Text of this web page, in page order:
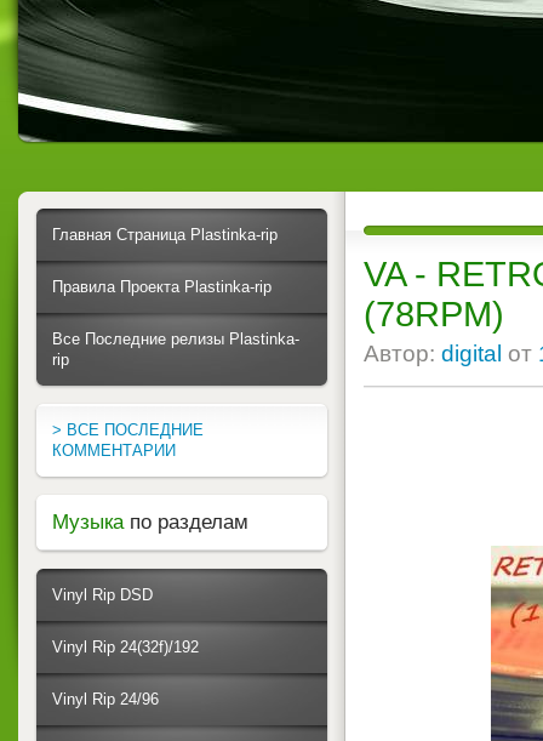
VA -
(78RPM)
Автор: digital от
Главная Страница Plastinka-rip
Правила Проекта Plastinka-rip
Все Последние релизы Plastinka-
rip
> ВСЕ ПОСЛЕДНИЕ
КОММЕНТАРИИ
Музыка по разделам
Vinyl Rip DSD
Vinyl Rip 24(32f)/192
Vinyl Rip 24/96